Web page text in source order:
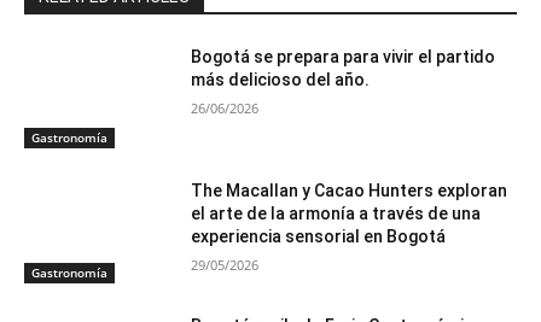
Gastronomía
Bogotá se prepara para vivir el partido
más delicioso del año.
26/06/2026
Gastronomía
The Macallan y Cacao Hunters exploran
el arte de la armonía a través de una
experiencia sensorial en Bogotá
29/05/2026